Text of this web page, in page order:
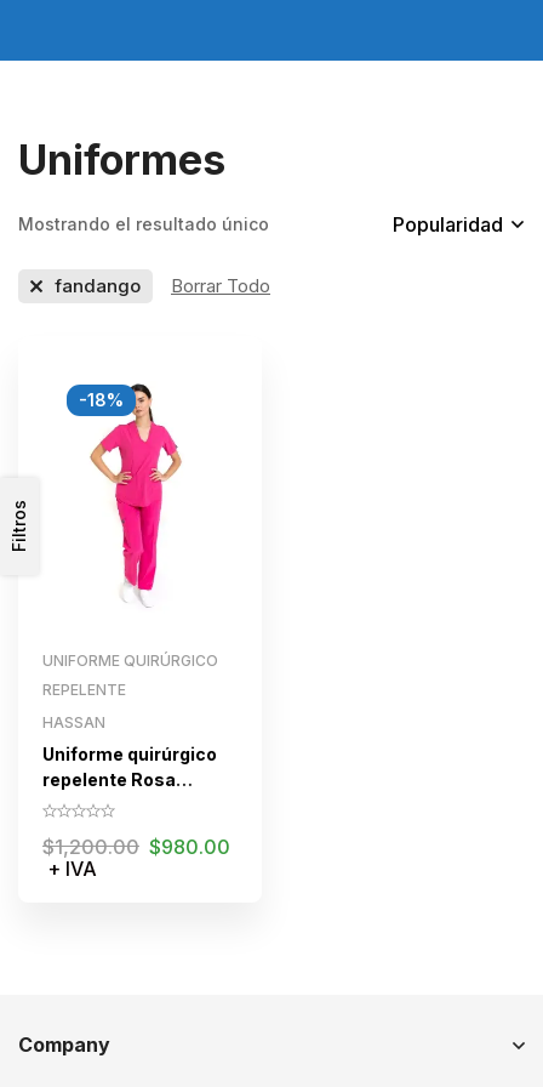
Filtros
Uniformes
Mostrando el resultado único Popularidad
fandango Borrar Todo
-18%
UNIFORME QUIRÚRGICO
REPELENTE
HASSAN
Uniforme quirúrgico
repelente Rosa
Fandango
$1,200.00 $980.00
+ IVA
Company